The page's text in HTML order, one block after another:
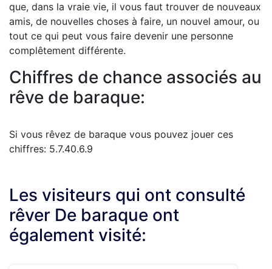
que, dans la vraie vie, il vous faut trouver de nouveaux
amis, de nouvelles choses à faire, un nouvel amour, ou
tout ce qui peut vous faire devenir une personne
complêtement différente.
Chiffres de chance associés au
rêve de baraque:
Si vous rêvez de baraque vous pouvez jouer ces
chiffres: 5.7.40.6.9
Les visiteurs qui ont consulté
rêver De baraque ont
également visité: